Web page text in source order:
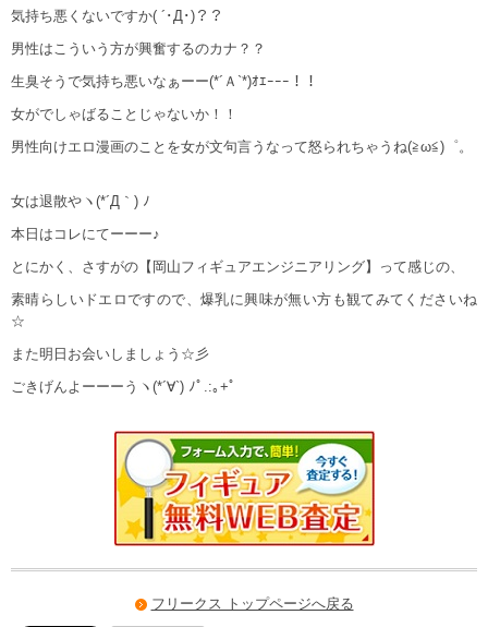
気持ち悪くないですか( ´･Д･)？？
男性はこういう方が興奮するのカナ？？
生臭そうで気持ち悪いなぁーー(*´Ａ`*)ｵｴｰｰｰ！！
女がでしゃばることじゃないか！！
男性向けエロ漫画のことを女が文句言うなって怒られちゃうね(≧ω≦)゜。
女は退散やヽ(*´Д｀) ﾉ
本日はコレにてーーー♪
とにかく、さすがの【岡山フィギュアエンジニアリング】って感じの、
素晴らしいドエロですので、爆乳に興味が無い方も観てみてくださいね
☆
また明日お会いしましょう☆彡
ごきげんよーーーうヽ(*´∀`) ﾉﾟ.:｡+ﾟ
フリークス トップページへ戻る